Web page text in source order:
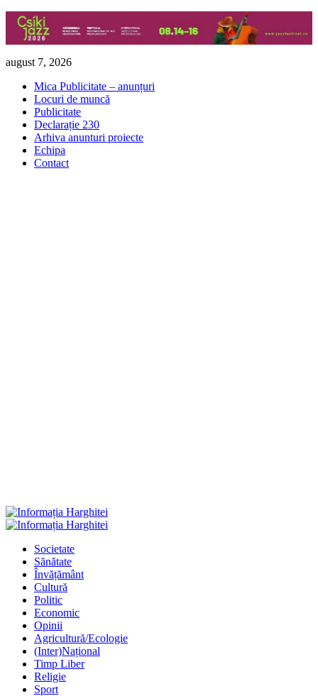
Skip
content
august 7, 2026
Mica Publicitate – anunțuri
Locuri de muncă
Publicitate
Declarație 230
Arhiva anunturi proiecte
Echipa
Contact
Primary
Societate
Sănătate
Învățământ
Cultură
Politic
Economic
Opinii
Agricultură/Ecologie
(Inter)Național
Timp Liber
Religie
Sport